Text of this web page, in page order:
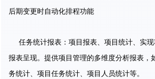
后期变更时自动化排程功能
任务统计报表：项目报表、项目统计、实
报表呈现。提供项目管理的多维度分析报表，
务统计、项目任务统计、项目人员统计等。